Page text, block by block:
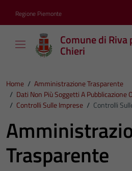
Regione Piemonte
Comune di Riva
Chieri
Home / Amministrazione Trasparente
/ Dati Non Più Soggetti A Pubblicazione
/ Controlli Sulle Imprese / Controlli
Trasparente